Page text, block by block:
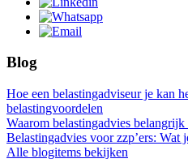
Blog
Hoe een belastingadviseur je kan
belastingvoordelen
Waarom belastingadvies
Belastingadvies voor zzp’ers: Wat
Alle blogitems bekijken